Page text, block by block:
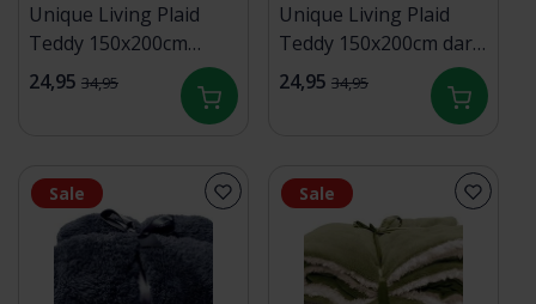
Unique Living Plaid
Teddy 150x200cm
marsala
24,95 34,95
Unique Living Plaid
Teddy 150x200cm dark
green
24,95 34,95
Sale Sale